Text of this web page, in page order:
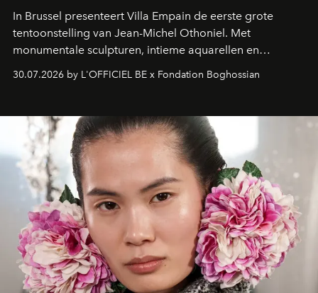
In Brussel presenteert Villa Empain de eerste grote
tentoonstelling van Jean-Michel Othoniel. Met
monumentale sculpturen, intieme aquarellen en
fonkelend Murano-glas creëert de Franse kunstenaar
een emotionele reis waarin elk werk de herinnering
moment van verwondering.
30.07.2026 by L'OFFICIEL BE x Fondation Boghossian